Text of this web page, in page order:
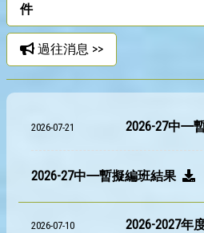
件
過往消息 >>
2026-07-21 2026-27中㇐
2026-27中㇐暫擬編班結果
2026-07-10 2026-2027年